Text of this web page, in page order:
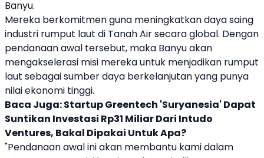
Banyu.
Mereka berkomitmen guna meningkatkan daya saing
industri rumput laut di Tanah Air secara global. Dengan
pendanaan awal tersebut, maka Banyuakan
mengakselerasi misi mereka untuk menjadikan rumput
laut sebagai sumber daya berkelanjutan yang punya
nilai ekonomi tinggi.
Baca Juga:Startup Greentech 'Suryanesia' Dapat
Suntikan Investasi Rp31 Miliar Dari Intudo
Ventures, Bakal Dipakai Untuk Apa?
"Pendanaan awal ini akan membantu kami dalam